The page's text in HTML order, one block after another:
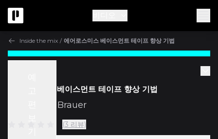
Inside the mix / 에어로스미스 베이스먼트 테이프 향상 기법
에어로스미스 베이스먼트 테이프 향상 기법
Michael Brauer
(3 리뷰)